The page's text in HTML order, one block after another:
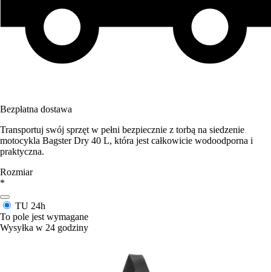
Bezpłatna dostawa
Transportuj swój sprzęt w pełni bezpiecznie z torbą na siedzenie
motocykla Bagster Dry 40 L, która jest całkowicie wodoodporna i
praktyczna.
Rozmiar
*
TU 24h
To pole jest wymagane
Wysyłka w 24 godziny